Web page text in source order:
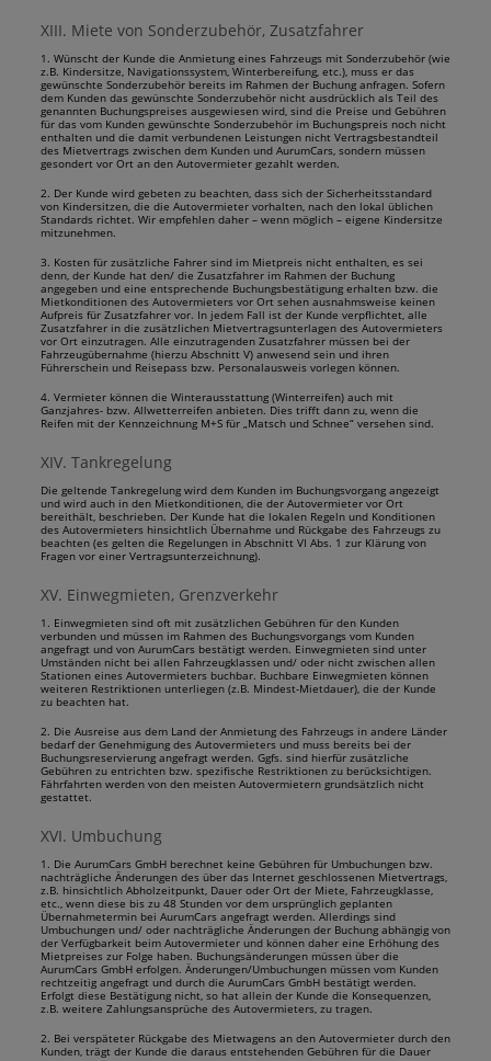
XIII. Miete von Sonderzubehör, Zusatzfahrer
1. Wünscht der Kunde die Anmietung eines Fahrzeugs mit Sonderzubehör (wie
z.B. Kindersitze, Navigationssystem, Winterbereifung, etc.), muss er das
gewünschte Sonderzubehör bereits im Rahmen der Buchung anfragen. Sofern
dem Kunden das gewünschte Sonderzubehör nicht ausdrücklich als Teil des
genannten Buchungspreises ausgewiesen wird, sind die Preise und Gebühren
für das vom Kunden gewünschte Sonderzubehör im Buchungspreis noch nicht
enthalten und die damit verbundenen Leistungen nicht Vertragsbestandteil
des Mietvertrags zwischen dem Kunden und AurumCars, sondern müssen
gesondert vor Ort an den Autovermieter gezahlt werden.
2. Der Kunde wird gebeten zu beachten, dass sich der Sicherheitsstandard
von Kindersitzen, die die Autovermieter vorhalten, nach den lokal üblichen
Standards richtet. Wir empfehlen daher – wenn möglich – eigene Kindersitze
mitzunehmen.
3. Kosten für zusätzliche Fahrer sind im Mietpreis nicht enthalten, es sei
denn, der Kunde hat den/ die Zusatzfahrer im Rahmen der Buchung
angegeben und eine entsprechende Buchungsbestätigung erhalten bzw. die
Mietkonditionen des Autovermieters vor Ort sehen ausnahmsweise keinen
Aufpreis für Zusatzfahrer vor. In jedem Fall ist der Kunde verpflichtet, alle
Zusatzfahrer in die zusätzlichen Mietvertragsunterlagen des Autovermieters
vor Ort einzutragen. Alle einzutragenden Zusatzfahrer müssen bei der
Fahrzeugübernahme (hierzu Abschnitt V) anwesend sein und ihren
Führerschein und Reisepass bzw. Personalausweis vorlegen können.
4. Vermieter können die Winterausstattung (Winterreifen) auch mit
Ganzjahres- bzw. Allwetterreifen anbieten. Dies trifft dann zu, wenn die
Reifen mit der Kennzeichnung M+S für „Matsch und Schnee“ versehen sind.
XIV. Tankregelung
Die geltende Tankregelung wird dem Kunden im Buchungsvorgang angezeigt
und wird auch in den Mietkonditionen, die der Autovermieter vor Ort
bereithält, beschrieben. Der Kunde hat die lokalen Regeln und Konditionen
des Autovermieters hinsichtlich Übernahme und Rückgabe des Fahrzeugs zu
beachten (es gelten die Regelungen in Abschnitt VI Abs. 1 zur Klärung von
Fragen vor einer Vertragsunterzeichnung).
XV. Einwegmieten, Grenzverkehr
1. Einwegmieten sind oft mit zusätzlichen Gebühren für den Kunden
verbunden und müssen im Rahmen des Buchungsvorgangs vom Kunden
angefragt und von AurumCars bestätigt werden. Einwegmieten sind unter
Umständen nicht bei allen Fahrzeugklassen und/ oder nicht zwischen allen
Stationen eines Autovermieters buchbar. Buchbare Einwegmieten können
weiteren Restriktionen unterliegen (z.B. Mindest-Mietdauer), die der Kunde
zu beachten hat.
2. Die Ausreise aus dem Land der Anmietung des Fahrzeugs in andere Länder
bedarf der Genehmigung des Autovermieters und muss bereits bei der
Buchungsreservierung angefragt werden. Ggfs. sind hierfür zusätzliche
Gebühren zu entrichten bzw. spezifische Restriktionen zu berücksichtigen.
Fährfahrten werden von den meisten Autovermietern grundsätzlich nicht
gestattet.
XVI. Umbuchung
1. Die AurumCars GmbH berechnet keine Gebühren für Umbuchungen bzw.
nachträgliche Änderungen des über das Internet geschlossenen Mietvertrags,
z.B. hinsichtlich Abholzeitpunkt, Dauer oder Ort der Miete, Fahrzeugklasse,
etc., wenn diese bis zu 48 Stunden vor dem ursprünglich geplanten
Übernahmetermin bei AurumCars angefragt werden. Allerdings sind
Umbuchungen und/ oder nachträgliche Änderungen der Buchung abhängig von
der Verfügbarkeit beim Autovermieter und können daher eine Erhöhung des
Mietpreises zur Folge haben. Buchungsänderungen müssen über die
AurumCars GmbH erfolgen. Änderungen/Umbuchungen müssen vom Kunden
rechtzeitig angefragt und durch die AurumCars GmbH bestätigt werden.
Erfolgt diese Bestätigung nicht, so hat allein der Kunde die Konsequenzen,
z.B. weitere Zahlungsansprüche des Autovermieters, zu tragen.
2. Bei verspäteter Rückgabe des Mietwagens an den Autovermieter durch den
Kunden, trägt der Kunde die daraus entstehenden Gebühren für die Dauer